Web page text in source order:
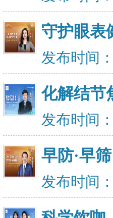
守护眼表
发布时间
化解结节
发布时间
早防·早
发布时间